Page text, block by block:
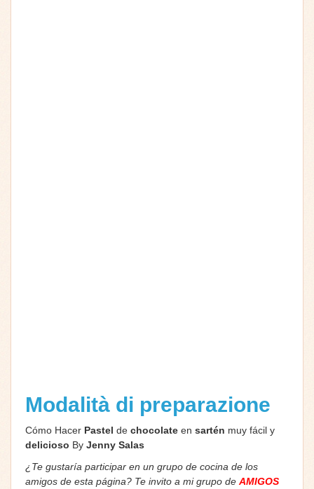
Modalità di preparazione
Cómo Hacer Pastel de chocolate en sartén muy fácil y
delicioso By Jenny Salas
¿Te gustaría participar en un grupo de cocina de los
amigos de esta página? Te invito a mi grupo de AMIGOS